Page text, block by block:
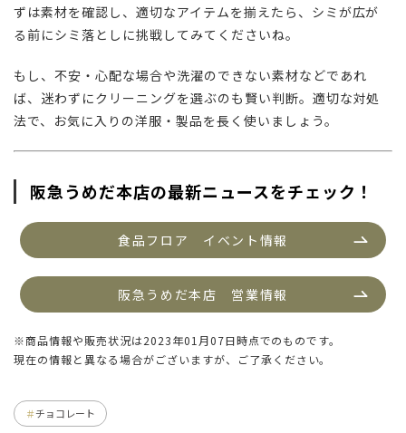
ずは素材を確認し、適切なアイテムを揃えたら、シミが広が
る前にシミ落としに挑戦してみてくださいね。
もし、不安・心配な場合や洗濯のできない素材などであれ
ば、迷わずにクリーニングを選ぶのも賢い判断。適切な対処
法で、お気に入りの洋服・製品を長く使いましょう。
阪急うめだ本店の最新ニュースをチェック！
食品フロア　イベント情報
阪急うめだ本店　営業情報
※商品情報や販売状況は2023年01月07日時点でのものです。
現在の情報と異なる場合がございますが、ご了承ください。
チョコレート